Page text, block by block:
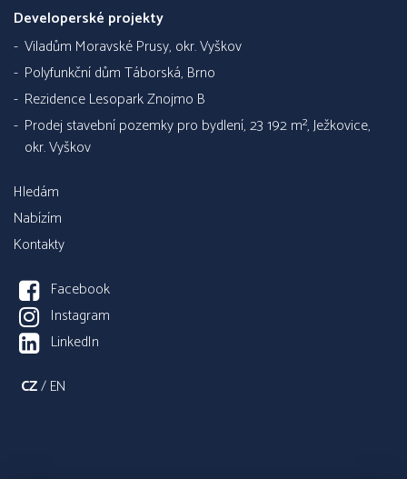
Developerské projekty
Viladům Moravské Prusy, okr. Vyškov
Polyfunkční dům Táborská, Brno
Rezidence Lesopark Znojmo B
Prodej stavební pozemky pro bydlení, 23 192 m², Ježkovice,
okr. Vyškov
Hledám
Nabízím
Kontakty
Facebook
Instagram
LinkedIn
CZ/EN